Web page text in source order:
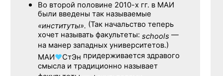
Во второй половине 2010-х гг. в МАИ
были введены так называемые
«институты». (Так начальство теперь
хочет называть факультеты: schools —
на манер западных университетов.)
МАИ♥СтЭн придерживается здравого
смысла и традиционно называет